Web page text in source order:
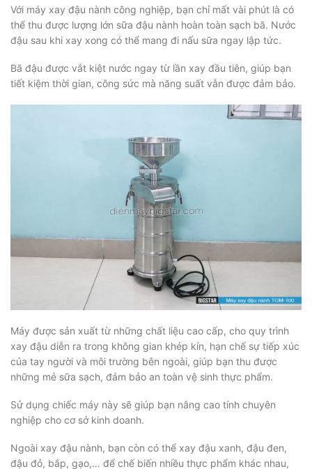
Với máy xay đậu nành công nghiệp, bạn chỉ mất vài phút là có
thể thu được lượng lớn sữa đậu nành hoàn toàn sạch bã. Nước
đậu sau khi xay xong có thể mang đi nấu sữa ngay lập tức.
Bã đậu được vắt kiệt nước ngay từ lần xay đầu tiên, giúp bạn
tiết kiệm thời gian, công sức mà năng suất vẫn được đảm bảo.
Máy được sản xuất từ những chất liệu cao cấp, cho quy trình
xay đậu diễn ra trong không gian khép kín, hạn chế sự tiếp xúc
của tay người và môi trường bên ngoài, giúp bạn thu được
những mẻ sữa sạch, đảm bảo an toàn vệ sinh thực phẩm.
Sử dụng chiếc máy này sẽ giúp bạn nâng cao tính chuyên
nghiệp cho cơ sở kinh doanh.
Ngoài xay đậu nành, bạn còn có thể xay đậu xanh, đậu đen,
đậu đỏ, bắp, gạo,… để chế biến nhiều thực phẩm khác nhau,